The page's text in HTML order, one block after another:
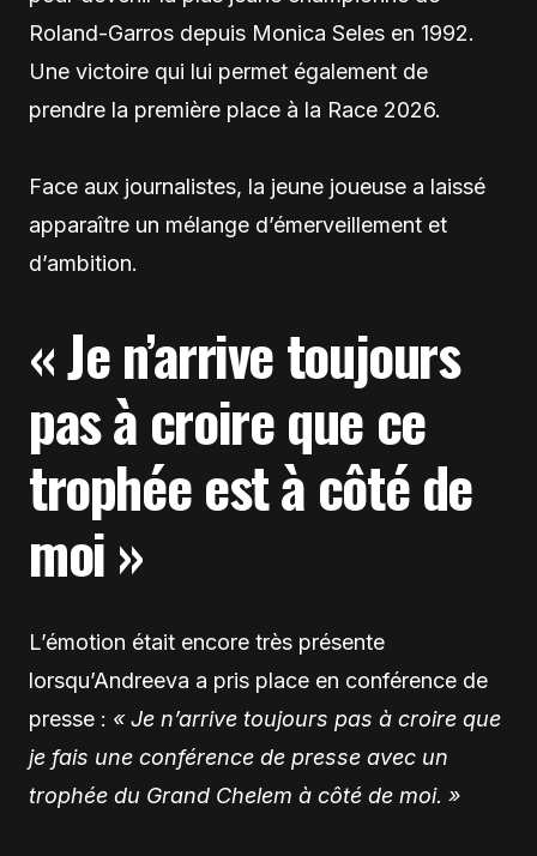
Roland-Garros depuis Monica Seles en 1992.
Une victoire qui lui permet également de
prendre la première place à la Race 2026.
Face aux journalistes, la jeune joueuse a laissé
apparaître un mélange d’émerveillement et
d’ambition.
« Je n’arrive toujours
pas à croire que ce
trophée est à côté de
moi »
L’émotion était encore très présente
lorsqu’Andreeva a pris place en conférence de
presse : « Je n’arrive toujours pas à croire que
je fais une conférence de presse avec un
trophée du Grand Chelem à côté de moi. »